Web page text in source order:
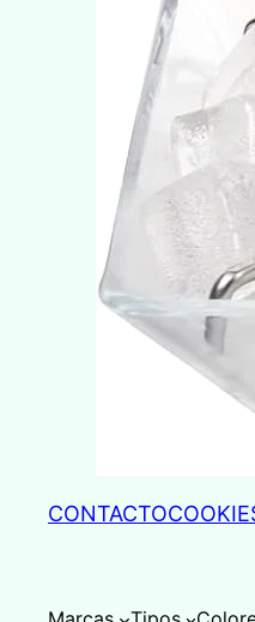
CONTACTO